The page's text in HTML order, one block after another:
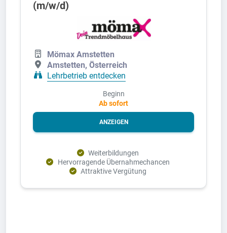
(m/w/d)
Mömax Amstetten
Amstetten, Österreich
Lehrbetrieb entdecken
Beginn
Ab sofort
ANZEIGEN
Weiterbildungen
Hervorragende Übernahmechancen
Attraktive Vergütung